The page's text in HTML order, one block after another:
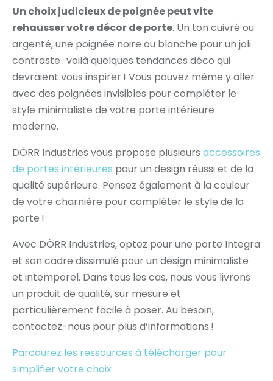
Un choix judicieux de poignée peut vite
rehausser votre décor de porte. Un ton cuivré ou
argenté, une poignée noire ou blanche pour un joli
contraste : voilà quelques tendances déco qui
devraient vous inspirer ! Vous pouvez même y aller
avec des poignées invisibles pour compléter le
style minimaliste de votre porte intérieure
moderne.
DÖRR Industries vous propose plusieurs accessoires
de portes intérieures pour un design réussi et de la
qualité supérieure. Pensez également à la couleur
de votre charnière pour compléter le style de la
porte !
Avec DÖRR Industries, optez pour une porte Integra
et son cadre dissimulé pour un design minimaliste
et intemporel. Dans tous les cas, nous vous livrons
un produit de qualité, sur mesure et
particulièrement facile à poser. Au besoin,
contactez-nous pour plus d’informations !
Parcourez les ressources à télécharger pour
simplifier votre choix